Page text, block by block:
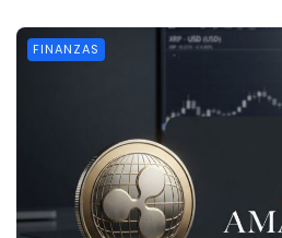
FINANZAS